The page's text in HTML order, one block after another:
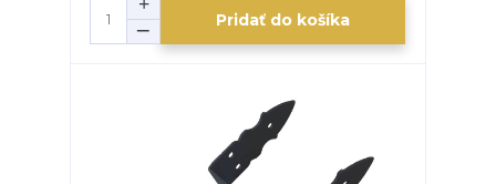
Pridať do košíka